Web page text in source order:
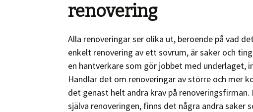
renovering
Alla renoveringar ser olika ut, beroende på vad
enkelt renovering av ett sovrum, är saker och
en hantverkare som gör jobbet med underlaget,
Handlar det om renoveringar av större och mer
det genast helt andra krav på
själva renoveringen, finns det några andra saker